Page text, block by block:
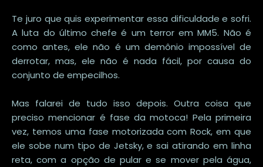
Te juro que quis experimentar essa dificuldade e sofri.
A luta do último chefe é um terror em MM5. Não é
como antes, ele não é um demônio impossível de
derrotar, mas, ele não é nada fácil, por causa do
conjunto de empecilhos.
Mas falarei de tudo isso depois. Outra coisa que
preciso mencionar é fase da motoca! Pela primeira
vez, temos uma fase motorizada com Rock, em que
ele sobe num tipo de Jetsky, e sai atirando em linha
reta, com a opção de pular e se mover pela água,